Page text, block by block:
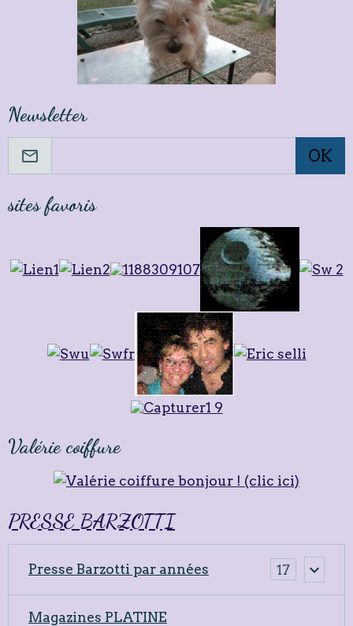
Newsletter
OK
sites favoris
Valérie coiffure
PRESSE BARZOTTI
Presse Barzotti par années 17
Magazines PLATINE